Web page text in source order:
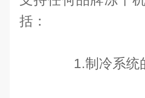
括：
1.制冷系统